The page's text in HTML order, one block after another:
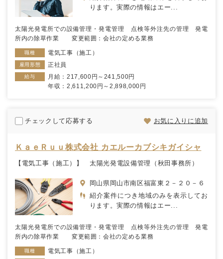
ります。実際の情報はエー...
太陽光発電所での設備管理・発電管理 点検等外注先の管理 発電
所内の除草作業 変更範囲：会社の定める業務
職種 電気工事（施工）
雇用形態 正社員
給与
月給：217,600円～241,500円
年収：2,611,200円～2,898,000円
チェックして応募する お気に入りに追加
ＫａｅＲｕｕ株式会社 カエルーカブシキガイシャ
【電気工事（施工）】 太陽光発電設備管理（秋田事務所）
岡山県岡山市南区福富東２－２０－６
紹介案件につき地域のみを表示してお
ります。実際の情報はエー...
太陽光発電所での設備管理・発電管理 点検等外注先の管理 発電
所内の除草作業 変更範囲：会社の定める業務
職種 電気工事（施工）